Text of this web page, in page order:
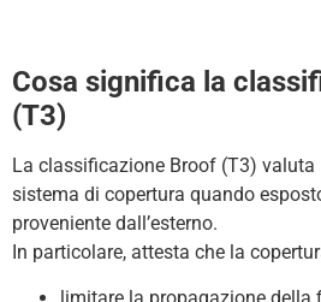
Cosa significa la
(T3)
La classificazione Broof (T3)
sistema di copertura quando
proveniente dall’esterno.
In particolare, attesta che la